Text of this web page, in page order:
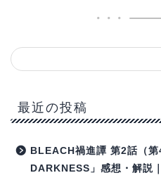
最近の投稿
BLEACH禍進譚 第2話（
DARKNESS」感想・解説